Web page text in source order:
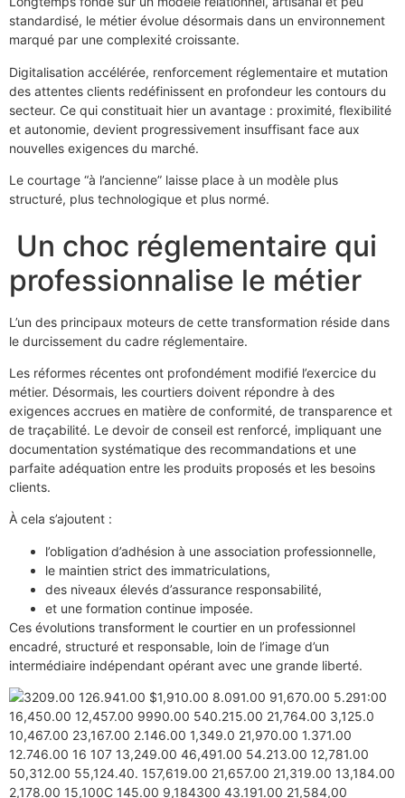
standardisé, le métier évolue désormais dans un environnement
marqué par une complexité croissante.
Digitalisation accélérée, renforcement réglementaire et mutation
des attentes clients redéfinissent en profondeur les contours du
secteur. Ce qui constituait hier un avantage : proximité, flexibilité
et autonomie, devient progressivement insuffisant face aux
nouvelles exigences du marché.
Le courtage “à l’ancienne” laisse place à un modèle plus
structuré, plus technologique et plus normé.
Un choc réglementaire qui
professionnalise le métier
L’un des principaux moteurs de cette transformation réside dans
le durcissement du cadre réglementaire.
Les réformes récentes ont profondément modifié l’exercice du
métier. Désormais, les courtiers doivent répondre à des
exigences accrues en matière de conformité, de transparence et
de traçabilité. Le devoir de conseil est renforcé, impliquant une
documentation systématique des recommandations et une
parfaite adéquation entre les produits proposés et les besoins
clients.
À cela s’ajoutent :
l’obligation d’adhésion à une association professionnelle,
le maintien strict des immatriculations,
des niveaux élevés d’assurance responsabilité,
et une formation continue imposée.
Ces évolutions transforment le courtier en un professionnel
encadré, structuré et responsable, loin de l’image d’un
intermédiaire indépendant opérant avec une grande liberté.